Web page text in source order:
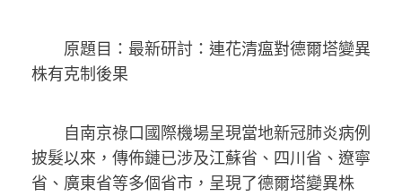
原題目：最新研討：連花清瘟對德爾塔變異
株有克制後果
自南京祿口國際機場呈現當地新冠肺炎病例
披髮以來，傳佈鏈已涉及江蘇省、四川省、遼寧
省、廣東省等多個省市，呈現了德爾塔變異株